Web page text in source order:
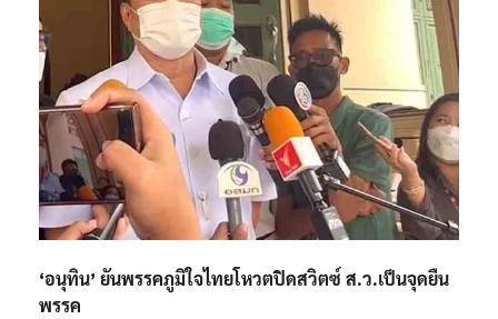
‘อนุทิน’ ยันพรรคภูมิใจไทยโหวตปิดสวิตซ์ ส.ว.เป็นจุดยืน
พรรค